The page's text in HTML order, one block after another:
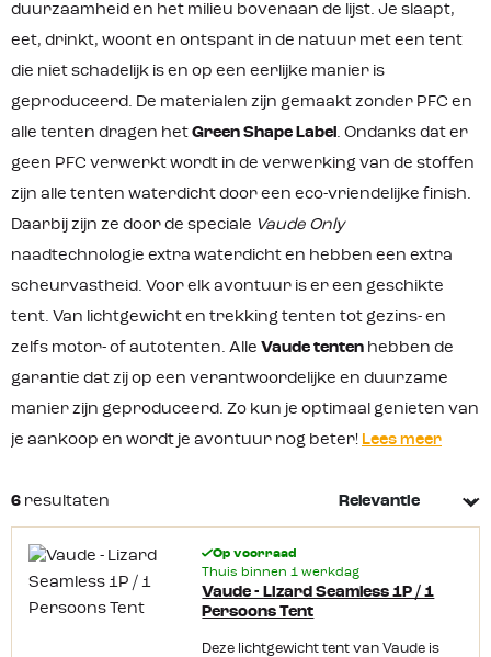
duurzaamheid en het milieu bovenaan de lijst. Je slaapt,
eet, drinkt, woont en ontspant in de natuur met een tent
die niet schadelijk is en op een eerlijke manier is
geproduceerd. De materialen zijn gemaakt zonder PFC en
alle tenten dragen het Green Shape Label . Ondanks dat er
geen PFC verwerkt wordt in de verwerking van de stoffen
zijn alle tenten waterdicht door een eco-vriendelijke finish.
Daarbij zijn ze door de speciale Vaude Only
naadtechnologie extra waterdicht en hebben een extra
scheurvastheid. Voor elk avontuur is er een geschikte
tent. Van lichtgewicht en trekking tenten tot gezins- en
zelfs motor- of autotenten. Alle Vaude tenten hebben de
garantie dat zij op een verantwoordelijke en duurzame
manier zijn geproduceerd. Zo kun je optimaal genieten van
je aankoop en wordt je avontuur nog beter! Lees meer
6 resultaten
Op voorraad
Thuis binnen 1 werkdag
Vaude - Lizard Seamless 1P / 1
Persoons Tent
Deze lichtgewicht tent van Vaude is